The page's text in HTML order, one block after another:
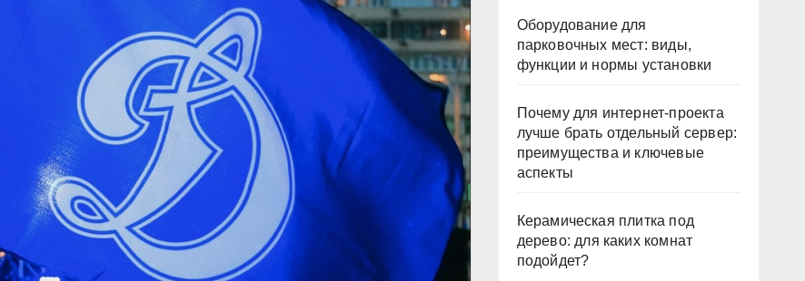
Оборудование для
парковочных мест: виды,
функции и нормы установки
Почему для интернет-проекта
лучше брать отдельный сервер:
преимущества и ключевые
аспекты
Керамическая плитка под
дерево: для каких комнат
подойдет?